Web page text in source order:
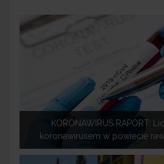
KORONAWIRUS RAPORT:
koronawirusem w powiecie